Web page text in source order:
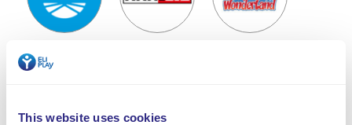
This website uses cookies